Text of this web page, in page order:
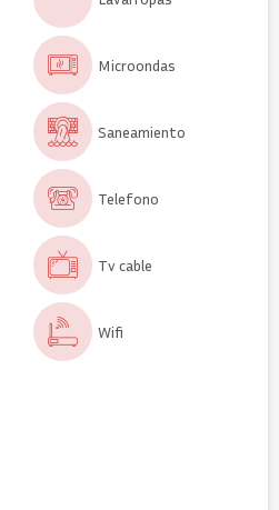
Microondas
Saneamiento
Telefono
Tv cable
Wifi